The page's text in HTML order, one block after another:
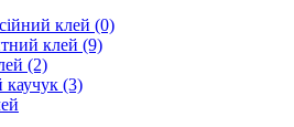
клей (0)
клей (9)
(2)
(3)